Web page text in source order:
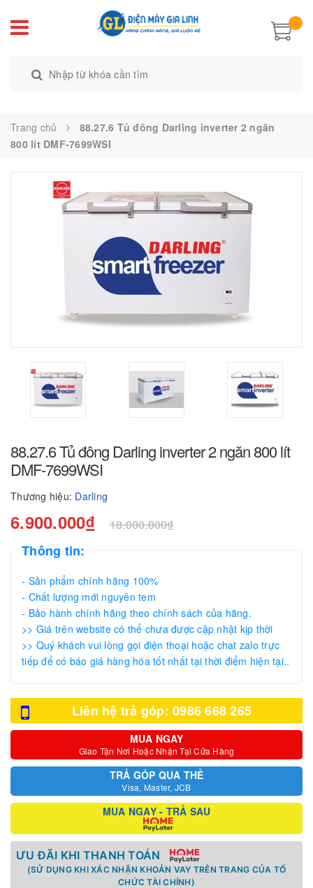
Trang chủ
88.27.6 Tủ đông Darling inverter 2 ngăn
800 lít DMF-7699WSI
88.27.6 Tủ đông Darling inverter 2 ngăn 800 lít
DMF-7699WSI
Thương hiệu: Darling
6.900.000₫ 18.000.000₫
Thông tin:
- Sản phẩm chính hãng 100%
- Chất lượng mới nguyên tem
- Bảo hành chính hãng theo chính sách của hãng.
>> Giá trên website có thể chưa được cập nhật kịp thời
>> Quý khách vui lòng gọi điện thoại hoặc chat zalo trực
tiếp để có báo giá hàng hóa tốt nhất tại thời điểm hiện tại..
Liên hệ trả góp: 0986 668 265
MUA NGAY
Giao Tận Nơi Hoặc Nhận Tại Cửa Hàng
TRẢ GÓP QUA THẺ
Visa, Master, JCB
MUA NGAY - TRẢ SAU
ƯU ĐÃI KHI THANH TOÁN
(SỬ DỤNG KHI XÁC NHẬN KHOẢN VAY TRÊN TRANG CỦA TỔ
CHỨC TÀI CHÍNH)